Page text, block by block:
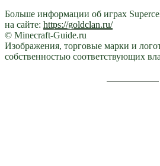
Больше информации об играх
на сайте: https://goldclan.ru/
© Minecraft-Guide.ru
Изображения, торговые марки и
собственностью соответствующих